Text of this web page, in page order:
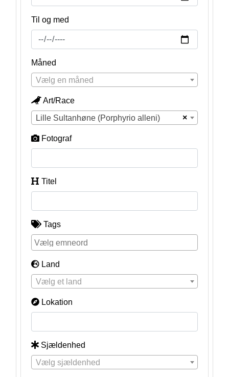
Til og med
Måned
Vælg en måned
Art/Race
×
Lille Sultanhøne (Porphyrio alleni)
Fotograf
Titel
Tags
Land
Vælg et land
Lokation
Sjældenhed
Vælg sjældenhed